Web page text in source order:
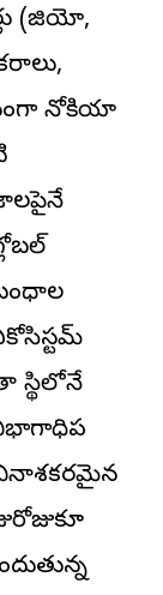
(జియో,
నోకియా
స్థితిలోనే